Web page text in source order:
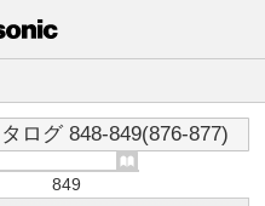
ログ 848-849(876-877)
849